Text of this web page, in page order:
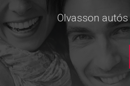
Olvasson